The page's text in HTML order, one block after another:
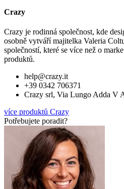
Crazy
Crazy je rodinná společnost, kde
osobně vytváří majitelka Valeria
společností, které se více než o
produktů.
help@crazy.it
+39 0342 706371
Crazy srl, Via Lungo Adda V
více produktů Crazy
Potřebujete poradit?